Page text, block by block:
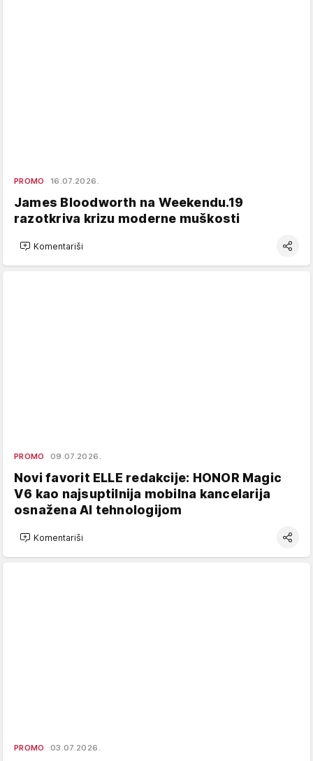
PROMO 16.07.2026.
James Bloodworth na Weekendu.19
razotkriva krizu moderne muškosti
Komentariši
PROMO 09.07.2026.
Novi favorit ELLE redakcije: HONOR Magic
V6 kao najsuptilnija mobilna kancelarija
osnažena AI tehnologijom
Komentariši
PROMO 03.07.2026.